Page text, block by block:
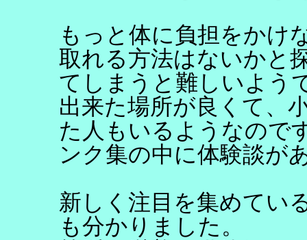
もっと体に負担をかけ
取れる方法はないかと
てしまうと難しいよう
出来た場所が良くて、
た人もいるようなので
ンク集の中に体験談が
新しく注目を集めてい
も分かりました。